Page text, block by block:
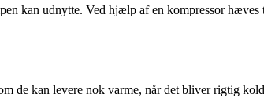
kan udnytte. Ved hjælp af en kompressor
de kan levere nok varme, når det bliver rigtig